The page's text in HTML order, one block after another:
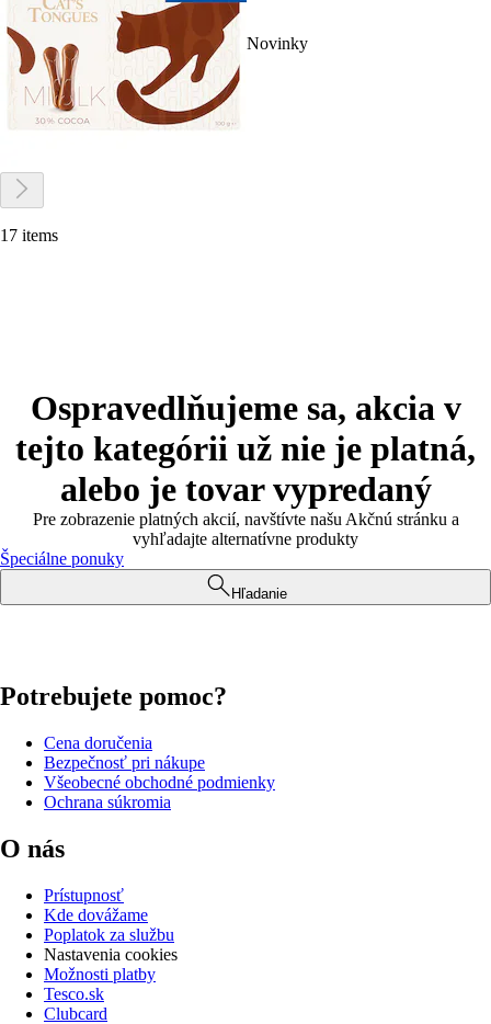
Novinky
17 items
Ospravedlňujeme sa, akcia v
tejto kategórii už nie je platná,
alebo je tovar vypredaný
Pre zobrazenie platných akcií, navštívte našu Akčnú stránku a
vyhľadajte alternatívne produkty
Špeciálne ponuky
Hľadanie
Potrebujete pomoc?
Cena doručenia
Bezpečnosť pri nákupe
Všeobecné obchodné podmienky
Ochrana súkromia
O nás
Prístupnosť
Kde dovážame
Poplatok za službu
Nastavenia cookies
Možnosti platby
Tesco.sk
Clubcard